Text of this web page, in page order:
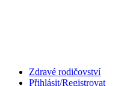
Zdravé rodičovství
Přihlásit/Registrovat